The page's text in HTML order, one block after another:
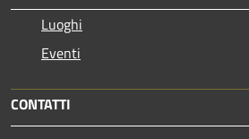
Luoghi
Eventi
CONTATTI